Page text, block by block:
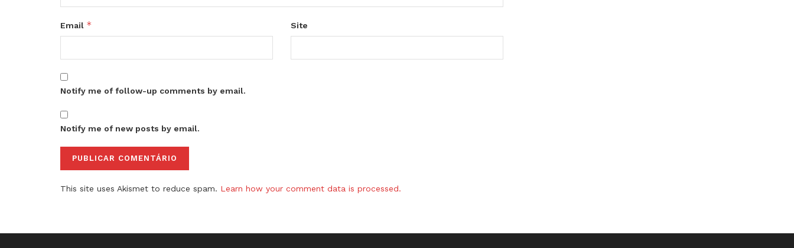
Email * Site
Notify me of follow-up comments by email.
Notify me of new posts by email.
This site uses Akismet to reduce spam. Learn how your comment data is processed.